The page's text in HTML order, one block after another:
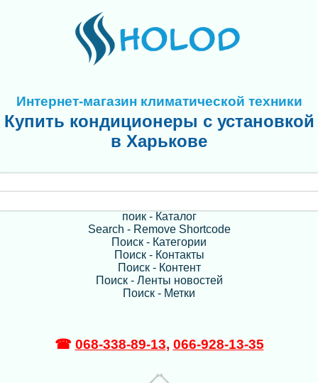
Интернет-магазин климатической техники
Купить кондиционеры с установкой
в Харькове
поик - Каталог
Search - Remove Shortcode
Поиск - Категории
Поиск - Контакты
Поиск - Контент
Поиск - Ленты новостей
Поиск - Метки
☎ 068-338-89-13, 066-928-13-35